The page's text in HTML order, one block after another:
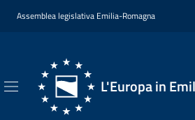
Vai al contenuto
Vai alla navigazione
Vai al footer
Assemblea legislativa Emilia-Romagna
L'Europa in
L'Europa